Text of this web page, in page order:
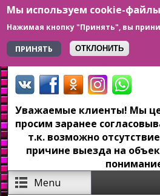
Мы используем cookie-
Нажимая кнопку "Принять", вы
ПРИНЯТЬ
ОТКЛОНИТЬ
Перейти к основному
+7
Уважаемые клиенты! Мы
просим заранее
т.к. возможно
причине выезда на
Menu